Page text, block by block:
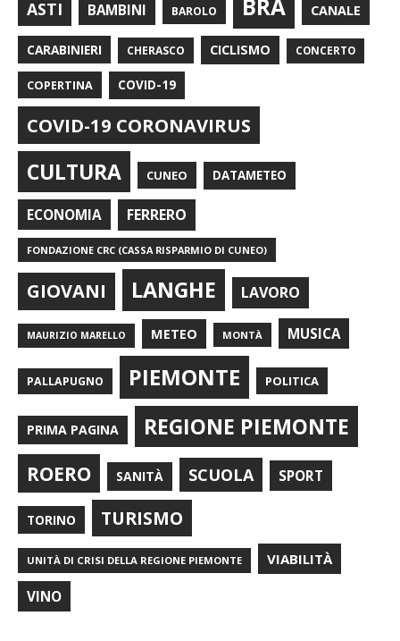
ASTI BAMBINI BAROLO BRA CANALE
CARABINIERI CHERASCO CICLISMO CONCERTO
COPERTINA COVID-19
COVID-19 CORONAVIRUS
CULTURA CUNEO DATAMETEO
ECONOMIA FERRERO
FONDAZIONE CRC (CASSA RISPARMIO DI CUNEO)
GIOVANI LANGHE LAVORO
MAURIZIO MARELLO METEO MONTÀ MUSICA
PALLAPUGNO PIEMONTE POLITICA
PRIMA PAGINA REGIONE PIEMONTE
ROERO SANITÀ SCUOLA SPORT
TORINO TURISMO
UNITÀ DI CRISI DELLA REGIONE PIEMONTE VIABILITÀ
VINO